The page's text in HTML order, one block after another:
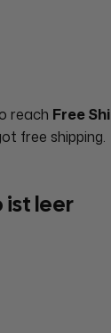
reach Free
free shipping.
ist leer